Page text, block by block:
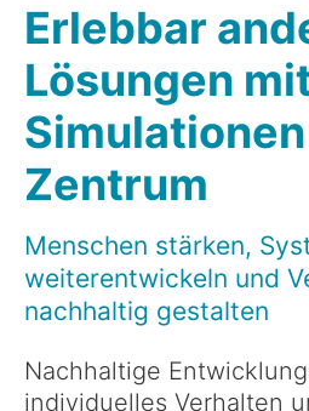
Erlebbar
Lösungen
Zentrum
Menschen stärken,
weiterentwickeln und
nachhaltig gestalten
Nachhaltige
individuelles Verhalten